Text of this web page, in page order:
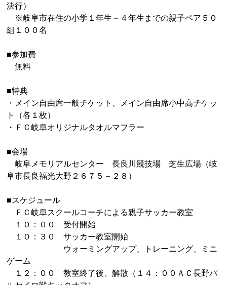
決行）
※岐阜市在住の小学１年生～４年生までの親子ペア５０
組１００名
■参加費
無料
■特典
・メイン自由席一般チケット、メイン自由席小中高チケッ
ト（各１枚）
・ＦＣ岐阜オリジナルタオルマフラー
■会場
岐阜メモリアルセンター 長良川競技場 芝生広場（岐
阜市長良福光大野２６７５－２８）
■スケジュール
ＦＣ岐阜スクールコーチによる親子サッカー教室
１０：００ 受付開始
１０：３０ サッカー教室開始
ウォーミングアップ、トレーニング、ミニ
ゲーム
１２：００ 教室終了後、解散（１４：００ＡＣ長野パ